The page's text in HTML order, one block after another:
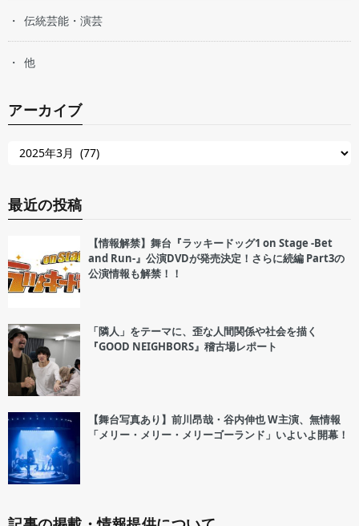
伝統芸能・演芸
他
アーカイブ
最近の投稿
【情報解禁】舞台『ラッキードッグ1 on Stage -Bet
and Run-』公演DVDが発売決定！さらに続編 Part3の
公演情報も解禁！！
「隣人」をテーマに、歪な人間関係や社会を描く
『GOOD NEIGHBORS』稽古場レポート
【舞台写真あり】前川昂哉・谷内伸也 W主演、無情報
「メリー・メリー・メリーゴーランド」いよいよ開幕！